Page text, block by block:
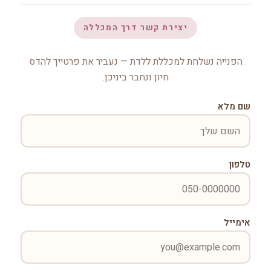
יצירת קשר דרך המכללה
הפנייה נשלחת למכללת ללדת — נעביר את פרטייך להדס
חיון ונחבר ביניכן.
שם מלא
טלפון
אימייל